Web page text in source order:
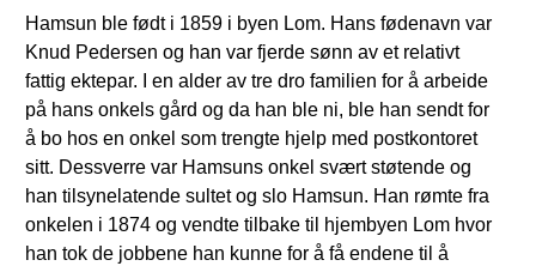
Hamsun ble født i 1859 i byen Lom. Hans fødenavn var
Knud Pedersen og han var fjerde sønn av et relativt
fattig ektepar. I en alder av tre dro familien for å arbeide
på hans onkels gård og da han ble ni, ble han sendt for
å bo hos en onkel som trengte hjelp med postkontoret
sitt. Dessverre var Hamsuns onkel svært støtende og
han tilsynelatende sultet og slo Hamsun. Han rømte fra
onkelen i 1874 og vendte tilbake til hjembyen Lom hvor
han tok de jobbene han kunne for å få endene til å